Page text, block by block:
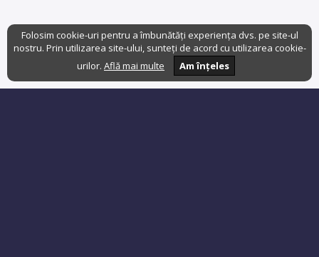
Folosim cookie-uri pentru a îmbunătăți experiența dvs. pe site-ul
nostru. Prin utilizarea site-ului, sunteți de acord cu utilizarea cookie-
urilor. Află mai multe Am înțeles